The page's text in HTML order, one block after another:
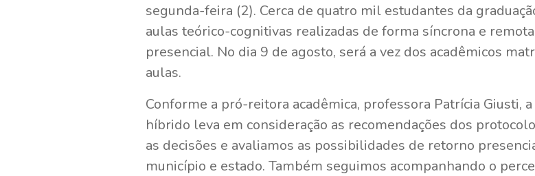
segunda-feira (2). Cerca de quatro mil estudantes da
aulas teórico-cognitivas realizadas de forma síncrona e
presencial. No dia 9 de agosto, será a vez dos acadêmicos
aulas.
Conforme a pró-reitora acadêmica, professora Patrícia Giusti,
híbrido leva em consideração as recomendações dos
as decisões e avaliamos as possibilidades de retorno
município e estado. Também seguimos acompanhando o